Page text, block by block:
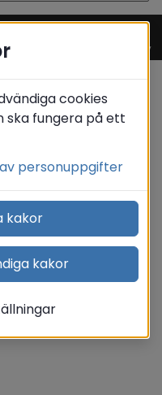
Meny
/ Avgifter
cookies
fungera på ett
personuppgifter
kakor
kakor